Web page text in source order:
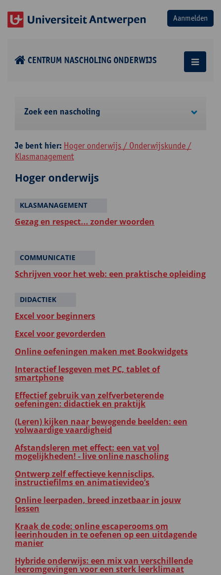
CENTRUM NASCHOLING ONDERWIJS
Zoek een nascholing
Je bent hier: Hoger onderwijs / Onderwijskunde /
Klasmanagement
Hoger onderwijs
KLASMANAGEMENT
Gezag en respect... zonder woorden
COMMUNICATIE
Schrijven voor het web: een praktische opleiding
DIDACTIEK
Excel voor beginners
Excel voor gevorderden
Online oefeningen maken met Bookwidgets
Interactief lesgeven met PC, tablet of
smartphone
Effectief gebruik van zelfverbeterende
oefeningen: didactiek en praktijk
(Leren) kijken naar bewegende beelden: een
volwaardige vaardigheid
Afstandsleren met effect: een vat vol
mogelijkheden! - live online nascholing
Ontwerp zelf effectieve kennisclips,
instructiefilms en animatievideo’s
Online leerpaden, breed inzetbaar in jouw
lessen
Kraak de code: online escaperooms om
leerinhouden in te oefenen op een uitdagende
manier
Hybride onderwijs: een mix van verschillende
leeromgevingen voor een sterk leerklimaat